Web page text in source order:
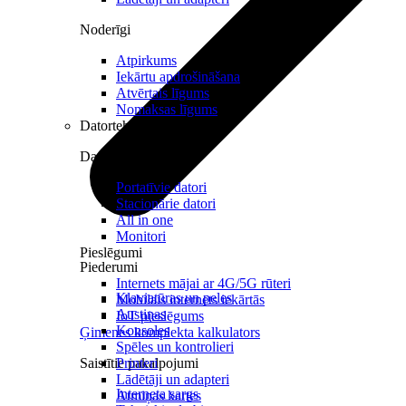
Pieslēgumi
Internets mājai ar 4G/5G rūteri
Mobilais internets iekārtās
IoT pieslēgums
Ģimenes komplekta kalkulators
Saistītie pakalpojumi
Interneta sargs
Noderīgi
Atpirkums
Iekārtu apdrošināšana
Atvērtais līgums
Nomaksas līgums
Datortehnika
Datori un Monitori
Portatīvie datori
Stacionārie datori
All in one
Monitori
Piederumi
Klaviatūras un peles
Austiņas
Konsoles
Spēles un kontrolieri
Printeri
Lādētāji un adapteri
Atmiņas kartes